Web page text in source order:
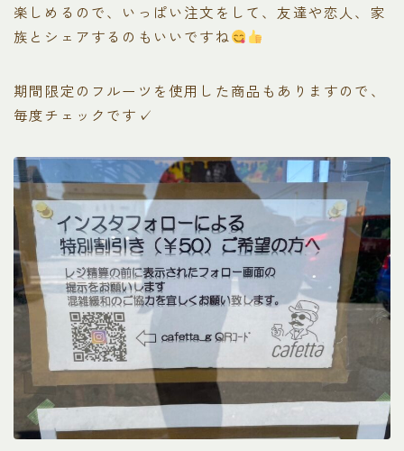
楽しめるので、いっぱい注文をして、友達や恋人、家
族とシェアするのもいいですね
期間限定のフルーツを使用した商品もありますので、
毎度チェックです✓